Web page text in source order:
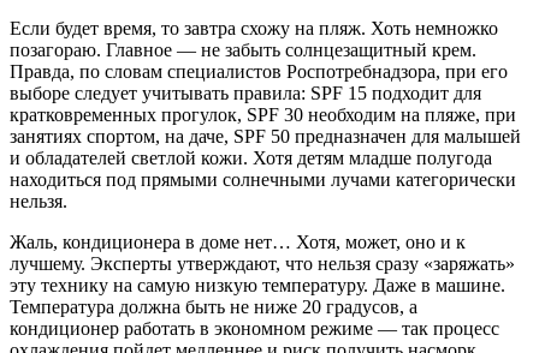
Если будет время, то завтра схожу на пляж. Хоть немножко
позагораю. Главное — не забыть солнцезащитный крем.
Правда, по словам специалистов Роспотребнадзора, при его
выборе следует учитывать правила: SPF 15 подходит для
кратковременных прогулок, SPF 30 необходим на пляже, при
занятиях спортом, на даче, SPF 50 предназначен для малышей
и обладателей светлой кожи. Хотя детям младше полугода
находиться под прямыми солнечными лучами категорически
нельзя.
Жаль, кондиционера в доме нет… Хотя, может, оно и к
лучшему. Эксперты утверждают, что нельзя сразу «заряжать»
эту технику на самую низкую температуру. Даже в машине.
Температура должна быть не ниже 20 градусов, а
кондиционер работать в экономном режиме — так процесс